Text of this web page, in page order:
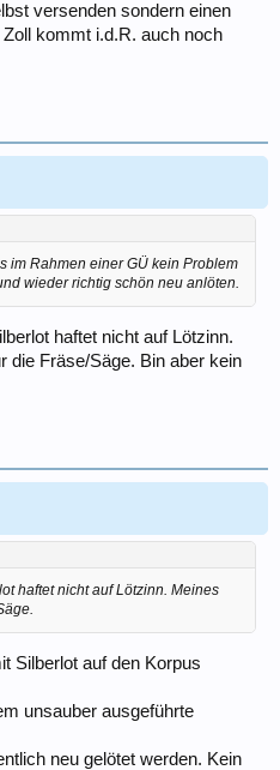
versenden sondern einen
kommt i.d.R. auch noch
im Rahmen einer GÜ kein Problem
wieder richtig schön neu anlöten.
haftet nicht auf Lötzinn.
die Fräse/Säge. Bin aber kein
haftet nicht auf Lötzinn. Meines
Silberlot auf den Korpus
unsauber ausgeführte
neu gelötet werden. Kein